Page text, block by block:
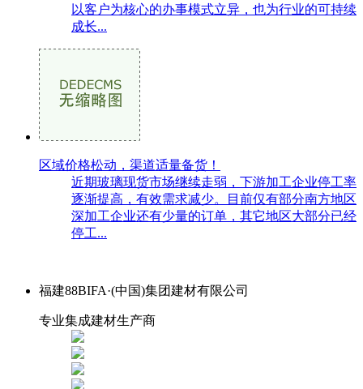
以客户为核心的办事模式立异，也为行业的可持续
成长...
区域价格松动，渠道适量备货！
近期玻璃现货市场继续走弱，下游加工企业停工率
逐渐提高，有效需求减少。目前仅有部分南方地区
深加工企业还有少量的订单，其它地区大部分已经
停工...
福建88BIFA·(中国)集团建材有限公司
专业集成建材生产商